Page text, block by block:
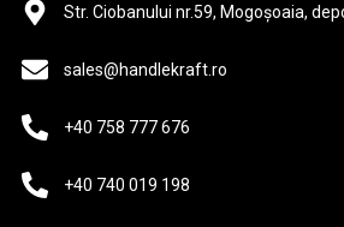
Str. Ciobanului nr.59, Mogoșoaia,
sales@handlekraft.ro
+40 758 777 676
+40 740 019 198